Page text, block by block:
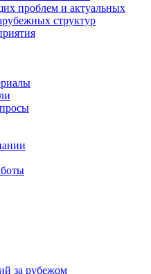
проблем и актуальных
структур
за рубежом